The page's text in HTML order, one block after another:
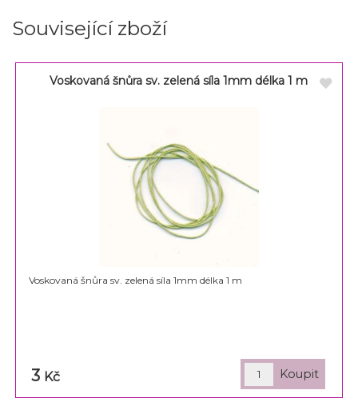
Související zboží
Voskovaná šnůra sv. zelená síla 1mm délka 1 m
Voskovaná šnůra sv. zelená síla 1mm délka 1 m
3 Kč